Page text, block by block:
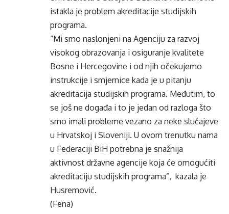
istakla je problem akreditacije studijskih
programa.
“Mi smo naslonjeni na Agenciju za razvoj
visokog obrazovanja i osiguranje kvalitete
Bosne i Hercegovine i od njih očekujemo
instrukcije i smjernice kada je u pitanju
akreditacija studijskih programa. Međutim, to
se još ne događa i to je jedan od razloga što
smo imali probleme vezano za neke slučajeve
u Hrvatskoj i Sloveniji. U ovom trenutku nama
u Federaciji BiH potrebna je snažnija
aktivnost državne agencije koja će omogućiti
akreditaciju studijskih programa”, kazala je
Husremović.
(Fena)